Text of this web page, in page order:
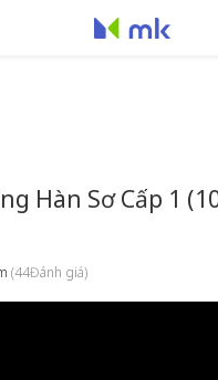
Hàn Sơ Cấp 1
(44Đánh giá)